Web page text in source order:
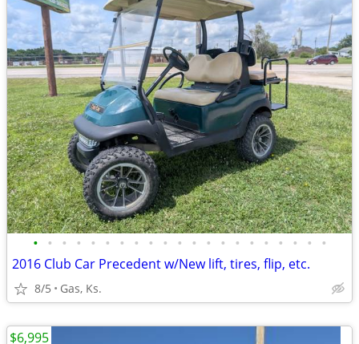
• • • • • • • • • • • • • • • • • • • • •
2016 Club Car Precedent w/New lift, tires, flip, etc.
8/5 Gas, Ks.
$6,995